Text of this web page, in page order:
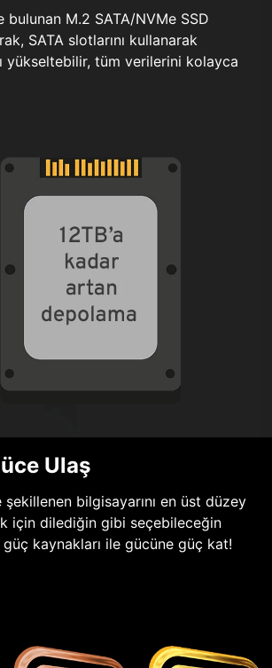
M.2 SATA/NVMe SSD
SATA slotlarını kullanarak
yükseltebilir, tüm verilerini kolayca
Ulaş
bilgisayarını en üst düzey
için dilediğin gibi seçebileceğin
kaynakları ile gücüne güç kat!